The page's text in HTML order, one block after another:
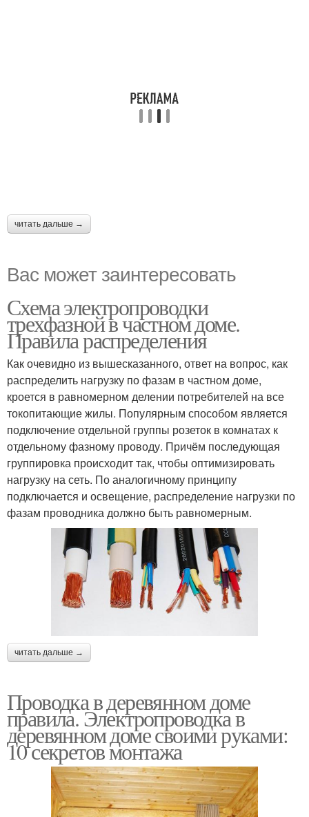
читать дальше →
Вас может заинтересовать
Схема электропроводки
трехфазной в частном доме.
Правила распределения
Как очевидно из вышесказанного, ответ на вопрос, как
распределить нагрузку по фазам в частном доме,
кроется в равномерном делении потребителей на все
токопитающие жилы. Популярным способом является
подключение отдельной группы розеток в комнатах к
отдельному фазному проводу. Причём последующая
группировка происходит так, чтобы оптимизировать
нагрузку на сеть. По аналогичному принципу
подключается и освещение, распределение нагрузки по
фазам проводника должно быть равномерным.
читать дальше →
Проводка в деревянном доме
правила. Электропроводка в
деревянном доме своими руками:
10 секретов монтажа